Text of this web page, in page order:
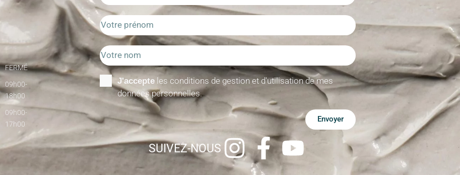
FERMÉ
09h00-
18h00
09h00-
17h00
J'accepteles conditions de gestion et d'utilisation de mes
données personnelles.
Envoyer
SUIVEZ-NOUS